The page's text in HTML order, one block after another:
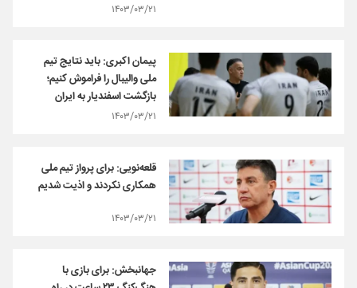
۱۴۰۳/۰۳/۲۱
پیمان اکبری: باید نتایج تیم
ملی والیبال را فراموش کنیم؛
بازگشت اسفندیار به ایران
۱۴۰۳/۰۳/۲۱
قلعه‌نویی: برای پرواز تیم ملی
همکاری نکردند و اذیت شدیم
۱۴۰۳/۰۳/۲۱
جهانبخش: برای بازی با